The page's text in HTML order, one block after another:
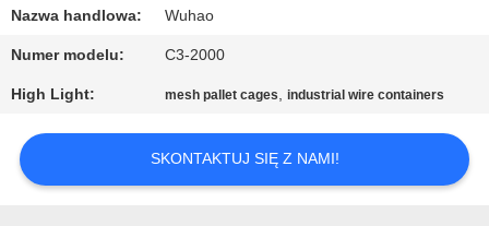
PRIVACY
POLICY
Nazwa handlowa: Wuhao
Numer modelu: C3-2000
High Light: mesh pallet cages,industrial wire containers
SKONTAKTUJ SIĘ Z NAMI!